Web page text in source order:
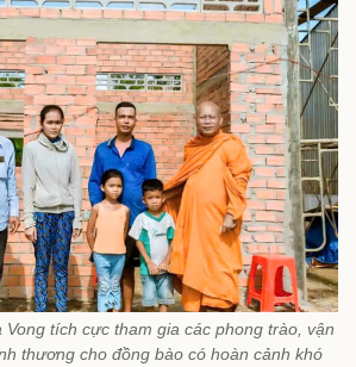
tích cực tham gia các phong trào, vận
thương cho đồng bào có hoàn cảnh khó